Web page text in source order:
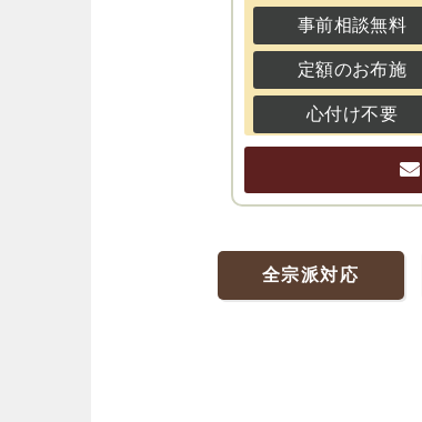
事前相談無料
定額のお布施
心付け不要
全宗派対応